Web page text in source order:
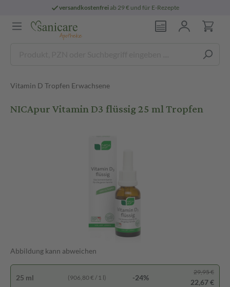
versandkostenfreiab 29 € und für E-Rezepte
Vitamin D Tropfen Erwachsene
NICApur Vitamin D3 flüssig 25 ml Tropfen
Abbildung kann abweichen
25 ml (906,80 € / 1 l) -24%
29,95 €
22,67 €